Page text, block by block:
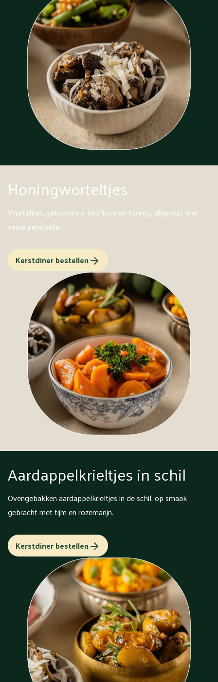
Honingworteltjes
Worteltjes, gebakken in knoflook en honing, afgetopt met
verse peterselie.
Kerstdiner bestellen
Aardappelkrieltjes in schil
Ovengebakken aardappelkrieltjes in de schil, op smaak
gebracht met tijm en rozemarijn.
Kerstdiner bestellen